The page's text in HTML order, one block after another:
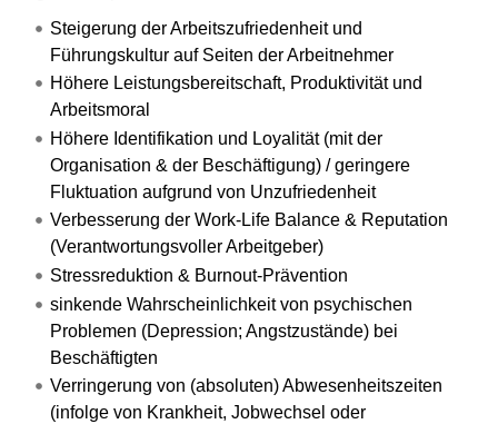
Steigerung der Arbeitszufriedenheit und
Führungskultur auf Seiten der Arbeitnehmer
Höhere Leistungsbereitschaft, Produktivität und
Arbeitsmoral
Höhere Identifikation und Loyalität (mit der
Organisation & der Beschäftigung) / geringere
Fluktuation aufgrund von Unzufriedenheit
Verbesserung der Work-Life Balance & Reputation
(Verantwortungsvoller Arbeitgeber)
Stressreduktion & Burnout-Prävention
sinkende Wahrscheinlichkeit von psychischen
Problemen (Depression; Angstzustände) bei
Beschäftigten
Verringerung von (absoluten) Abwesenheitszeiten
(infolge von Krankheit, Jobwechsel oder